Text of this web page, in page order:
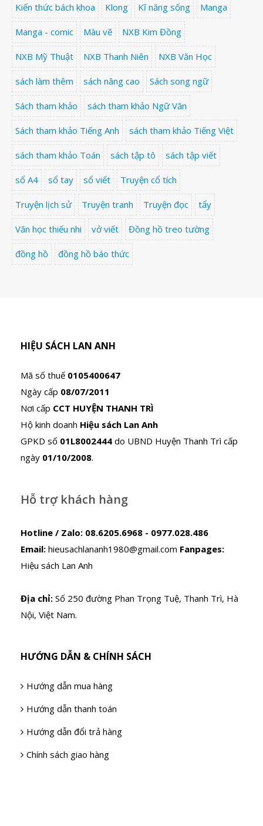
Kiến thức bách khoa Klong Kĩ năng sống Manga
Manga - comic Màu vẽ NXB Kim Đồng
NXB Mỹ Thuật NXB Thanh Niên NXB Văn Học
sách làm thêm sách nâng cao Sách song ngữ
Sách tham khảo sách tham khảo Ngữ Văn
Sách tham khảo Tiếng Anh sách tham khảo Tiếng Việt
sách tham khảo Toán sách tập tô sách tập viết
sổ A4 sổ tay sổ viết Truyện cổ tích
Truyện lịch sử Truyện tranh Truyện đọc tẩy
Văn học thiếu nhi vở viết Đồng hồ treo tường
đồng hồ đồng hồ báo thức
HIỆU SÁCH LAN ANH
Mã số thuế 0105400647
Ngày cấp 08/07/2011
Nơi cấp CCT HUYỆN THANH TRÌ
Hộ kinh doanh Hiệu sách Lan Anh
GPKD số 01L8002444 do UBND Huyện Thanh Trì cấp
ngày 01/10/2008.
Hỗ trợ khách hàng
Hotline / Zalo: 08.6205.6968 - 0977.028.486
Email: hieusachlananh1980@gmail.com Fanpages:
Hiệu sách Lan Anh
Địa chỉ: Số 250 đường Phan Trọng Tuệ, Thanh Trì, Hà
Nội, Việt Nam.
HƯỚNG DẪN & CHÍNH SÁCH
Hướng dẫn mua hàng
Hướng dẫn thanh toán
Hướng dẫn đổi trả hàng
Chính sách giao hàng